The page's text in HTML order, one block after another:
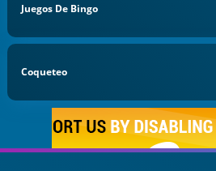
Juegos De Bingo
Coqueteo